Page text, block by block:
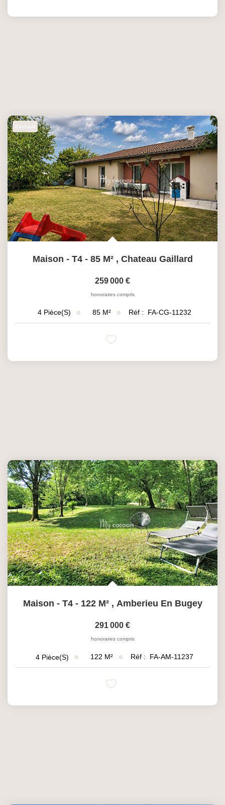
Exclusif
Maison - T4 - 85 M² , Chateau Gaillard
259 000 €
honoraires compris
4 Pièce(s) 85 M² Réf : FA-CG-11232
Maison - T4 - 122 M² , Amberieu En Bugey
291 000 €
honoraires compris
4 Pièce(s) 122 M² Réf : FA-AM-11237